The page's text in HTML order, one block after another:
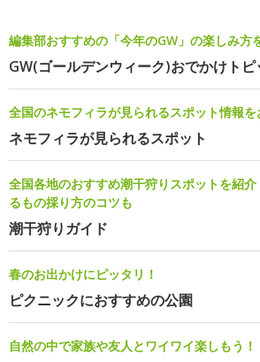
編集部おすすめの「今年のGW」の楽しみ方
GW(ゴールデンウィーク)おでかけトピ
全国のネモフィラが見られるスポット情報
ネモフィラが見られるスポット
全国各地のおすすめ潮干狩りスポットを紹
るもの採り方のコツも
潮干狩りガイド
春のお出かけにピッタリ！
ピクニックにおすすめの公園
自然の中で家族や友人とワイワイ楽しもう！